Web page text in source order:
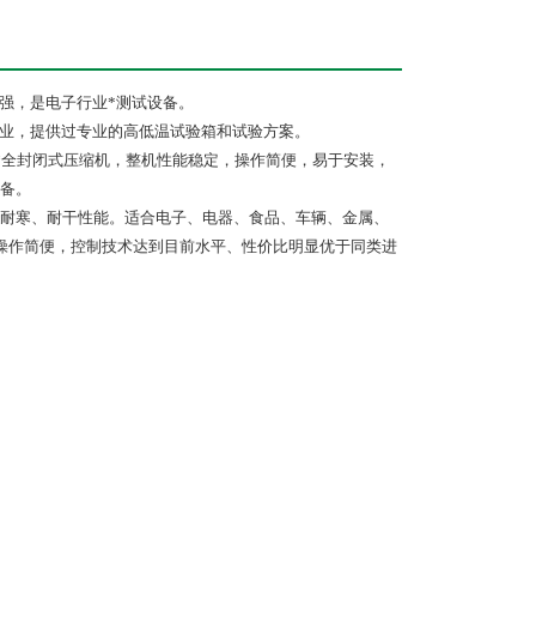
是电子行业*测试设备。
提供过专业的高低温试验箱和试验方案。
闭式压缩机，整机性能稳定，操作简便，易于安装，
。
、耐干性能。适合电子、电器、食品、车辆、金属、
简便，控制技术达到目前水平、性价比明显优于同类进